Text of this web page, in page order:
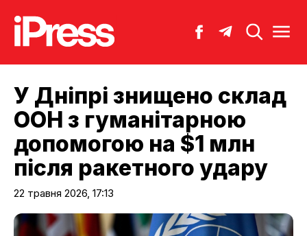
У Дніпрі знищено склад
ООН з гуманітарною
допомогою на $1 млн
після ракетного удару
22 травня 2026, 17:13